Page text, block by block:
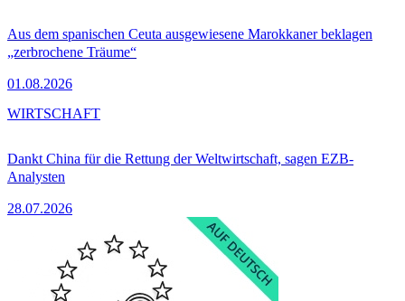
Aus dem spanischen Ceuta ausgewiesene Marokkaner beklagen
„zerbrochene Träume“
01.08.2026
Dankt China für die Rettung der Weltwirtschaft, sagen EZB-
Analysten
28.07.2026
WIRTSCHAFT